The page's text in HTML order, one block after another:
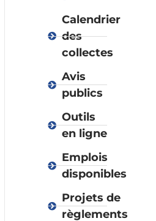
Calendrier
des
collectes
Avis
publics
Outils
en ligne
Emplois
disponibles
Projets de
règlements